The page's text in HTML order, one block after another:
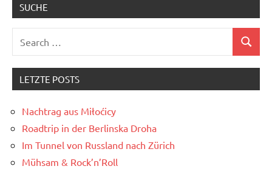
SUCHE
for:
Search
LETZTE POSTS
Nachtrag aus Miłoćicy
Roadtrip in der Berlinska Droha
Im Tunnel von Russland nach Zürich
Mühsam & Rock’n’Roll